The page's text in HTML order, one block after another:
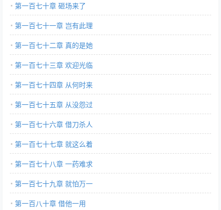
第一百七十章 砸场来了
第一百七十一章 岂有此理
第一百七十二章 真的是她
第一百七十三章 欢迎光临
第一百七十四章 从何时来
第一百七十五章 从没怨过
第一百七十六章 借刀杀人
第一百七十七章 就这么着
第一百七十八章 一药难求
第一百七十九章 就怕万一
第一百八十章 借他一用